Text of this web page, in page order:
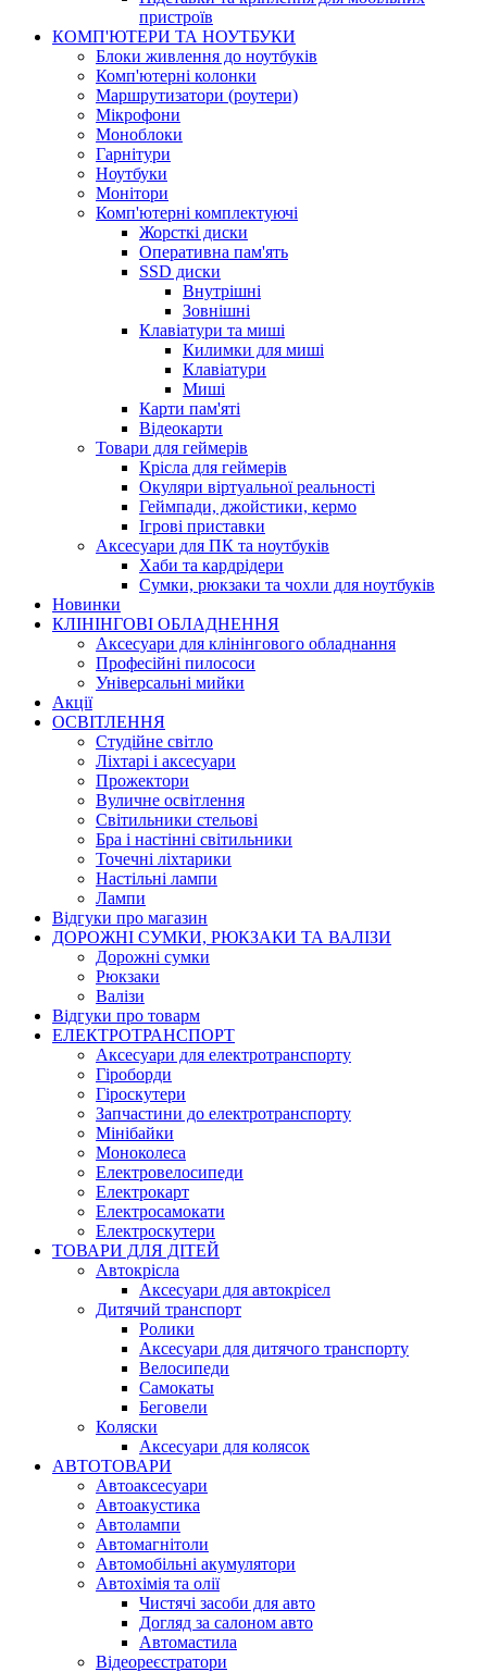
пристроїв
КОМП'ЮТЕРИ ТА НОУТБУКИ
Блоки живлення до ноутбуків
Комп'ютерні колонки
Маршрутизатори (роутери)
Мікрофони
Моноблоки
Гарнітури
Ноутбуки
Монітори
Комп'ютерні комплектуючі
Жорсткі диски
Оперативна пам'ять
SSD диски
Внутрішні
Зовнішні
Клавіатури та миші
Килимки для миші
Клавіатури
Миші
Карти пам'яті
Відеокарти
Товари для геймерів
Крісла для геймерів
Окуляри віртуальної реальності
Геймпади, джойстики, кермо
Ігрові приставки
Аксесуари для ПК та ноутбуків
Хаби та кардрідери
Сумки, рюкзаки та чохли для ноутбуків
Новинки
КЛІНІНГОВІ ОБЛАДНЕННЯ
Аксесуари для клінінгового обладнання
Професійні пилососи
Універсальні мийки
Акції
ОСВІТЛЕННЯ
Студійне світло
Ліхтарі і аксесуари
Прожектори
Вуличне освітлення
Світильники стельові
Бра і настінні світильники
Точечні ліхтарики
Настільні лампи
Лампи
Відгуки про магазин
ДОРОЖНІ СУМКИ, РЮКЗАКИ ТА ВАЛІЗИ
Дорожні сумки
Рюкзаки
Валізи
Відгуки про товарм
ЕЛЕКТРОТРАНСПОРТ
Аксесуари для електротранспорту
Гіроборди
Гіроскутери
Запчастини до електротранспорту
Мінібайки
Моноколеса
Електровелосипеди
Електрокарт
Електросамокати
Електроскутери
ТОВАРИ ДЛЯ ДІТЕЙ
Автокрісла
Аксесуари для автокрісел
Дитячий транспорт
Ролики
Аксесуари для дитячого транспорту
Велосипеди
Самокаты
Беговели
Коляски
Аксесуари для колясок
АВТОТОВАРИ
Автоаксесуари
Автоакустика
Автолампи
Автомагнітоли
Автомобільні акумулятори
Автохімія та олії
Чистячі засоби для авто
Догляд за салоном авто
Автомастила
Відеореєстратори